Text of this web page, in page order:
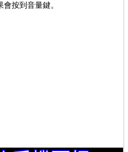
按到音量鍵。